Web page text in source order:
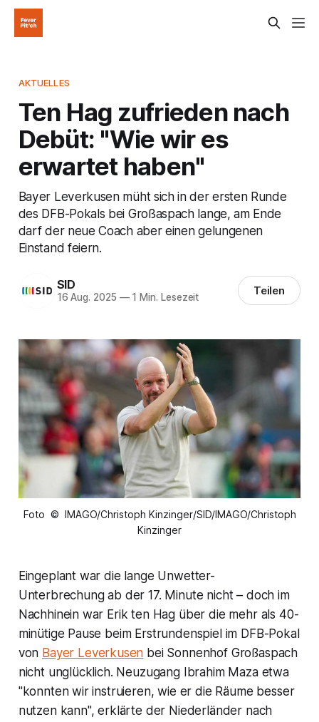
AKTUELLES
Ten Hag zufrieden nach
Debüt: "Wie wir es
erwartet haben"
Bayer Leverkusen müht sich in der ersten Runde
des DFB-Pokals bei Großaspach lange, am Ende
darf der neue Coach aber einen gelungenen
Einstand feiern.
SID
16 Aug. 2025 —1 Min. Lesezeit Teilen
Foto © IMAGO/Christoph Kinzinger/SID/IMAGO/Christoph
Kinzinger
Eingeplant war die lange Unwetter-
Unterbrechung ab der 17. Minute nicht – doch im
Nachhinein war Erik ten Hag über die mehr als 40-
minütige Pause beim Erstrundenspiel im DFB-Pokal
von Bayer Leverkusen bei Sonnenhof Großaspach
nicht unglücklich. Neuzugang Ibrahim Maza etwa
"konnten wir instruieren, wie er die Räume besser
nutzen kann", erklärte der Niederländer nach